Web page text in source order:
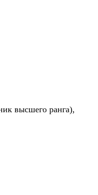
высшего ранга),